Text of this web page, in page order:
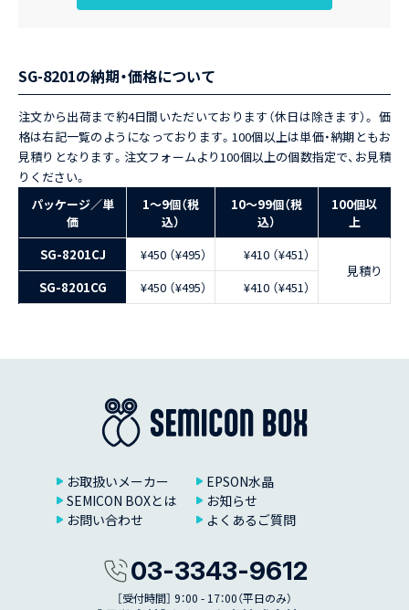
SG-8201の納期・価格について
注文から出荷まで約4日間いただいております（休日は除きます）。 価
格は右記一覧のようになっております。100個以上は単価・納期ともお
見積りとなります。注文フォームより100個以上の個数指定で、お見積
りください。
パッケージ／単
価
1〜9個（税
込）
10〜99個（税
込）
100個以
上
SG-8201CJ
¥450 （¥495）
¥410 （¥451）
見積り
SG-8201CG
¥450 （¥495） ¥410 （¥451）
お取扱いメーカー
EPSON水晶
SEMICON BOXとは
お知らせ
お問い合わせ
よくあるご質問
03-3343-9612
［受付時間］ 9：00 - 17：00（平日のみ）